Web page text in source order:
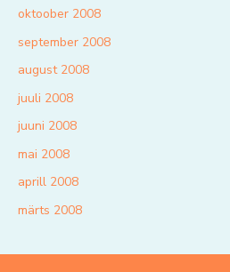
oktoober 2008
september 2008
august 2008
juuli 2008
juuni 2008
mai 2008
aprill 2008
märts 2008